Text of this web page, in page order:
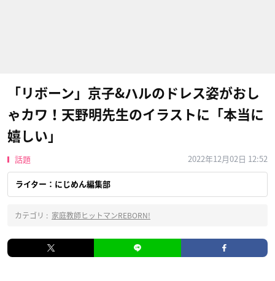
「リボーン」京子&ハルのドレス姿がおし
ゃカワ！天野明先生のイラストに「本当に
嬉しい」
話題 2022年12月02日 12:52
ライター：にじめん編集部
カテゴリ : 家庭教師ヒットマンREBORN!